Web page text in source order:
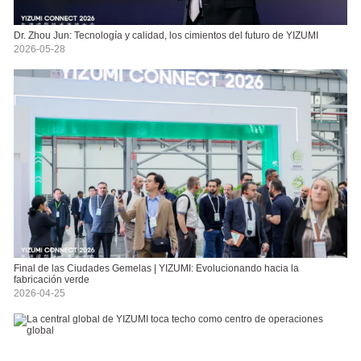
Dr. Zhou Jun: Tecnología y calidad, los cimientos del futuro de YIZUMI
2026-05-28
Final de las Ciudades Gemelas | YIZUMI: Evolucionando hacia la
fabricación verde
2026-04-25